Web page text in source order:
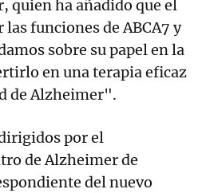
quien ha añadido que el
funciones de ABCA7 y
sobre su papel en la
en una terapia eficaz
de Alzheimer".
por el
de Alzheimer de
del nuevo